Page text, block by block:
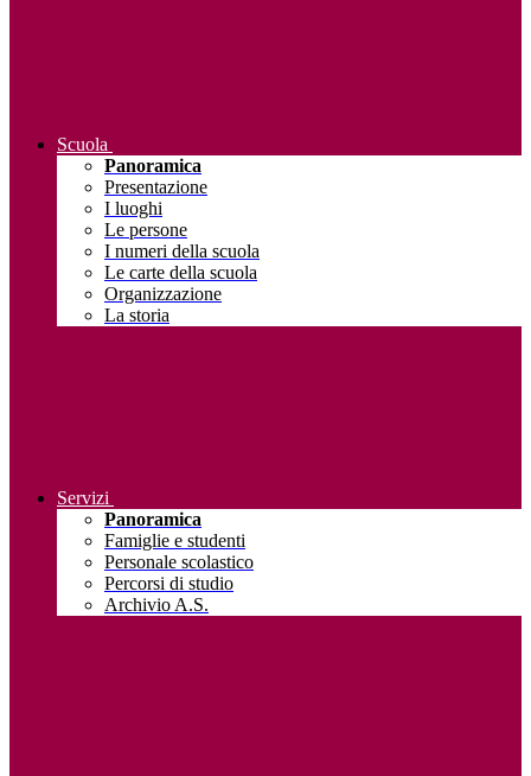
Scuola
Panoramica
Presentazione
I luoghi
Le persone
I numeri della scuola
Le carte della scuola
Organizzazione
La storia
Servizi
Panoramica
Famiglie e studenti
Personale scolastico
Percorsi di studio
Archivio A.S.